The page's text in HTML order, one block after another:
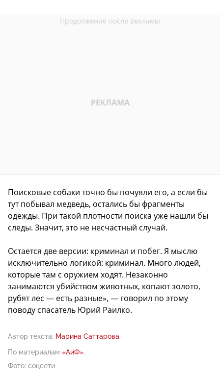
Поисковые собаки точно бы почуяли его, а если бы
тут побывал медведь, остались бы фрагменты
одежды. При такой плотности поиска уже нашли бы
следы. Значит, это не несчастный случай.
Остается две версии: криминал и побег. Я мыслю
исключительно логикой: криминал. Много людей,
которые там с оружием ходят. Незаконно
занимаются убийством животных, копают золото,
рубят лес — есть разные», — говорил по этому
поводу спасатель Юрий Раилко.
Автор текста: Марина Саттарова
По материалам «АиФ».
Фото: соцсети